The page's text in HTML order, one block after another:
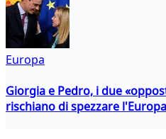
Europa
Giorgia e Pedro, i due
rischiano di spezzare l'Europa